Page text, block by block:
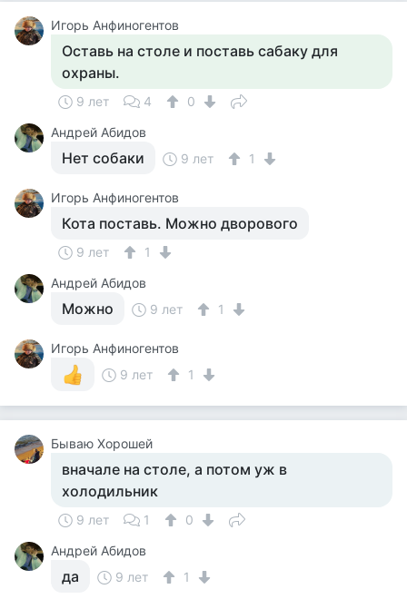
Игорь Анфиногентов
Оставь на столе и поставь сабаку для
охраны.
9 лет 4
0
Андрей Абидов
Нет собаки 9 лет 1
Игорь Анфиногентов
Кота поставь. Можно дворового
9 лет
1
Андрей Абидов
Можно 9 лет 1
Игорь Анфиногентов
9 лет
1
Бываю Хорошей
вначале на столе, а потом уж в
холодильник
9 лет 1
0
Андрей Абидов
да 9 лет 1